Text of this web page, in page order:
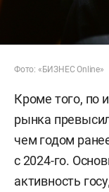
Фото: «БИЗНЕС Online»
Кроме того, по
рынка
чем годом
с 2024-го.
активность